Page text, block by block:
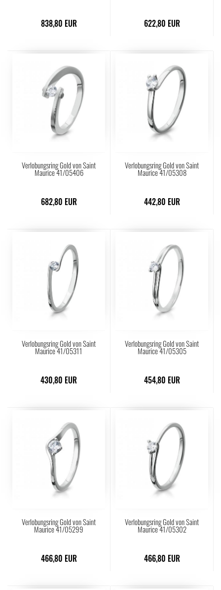
838,80 EUR 622,80 EUR
Verlobungsring Gold von Saint
Maurice 41/05406
682,80 EUR
Verlobungsring Gold von Saint
Maurice 41/05308
442,80 EUR
Verlobungsring Gold von Saint
Maurice 41/05311
430,80 EUR
Verlobungsring Gold von Saint
Maurice 41/05305
454,80 EUR
Verlobungsring Gold von Saint
Maurice 41/05299
466,80 EUR
Verlobungsring Gold von Saint
Maurice 41/05302
466,80 EUR